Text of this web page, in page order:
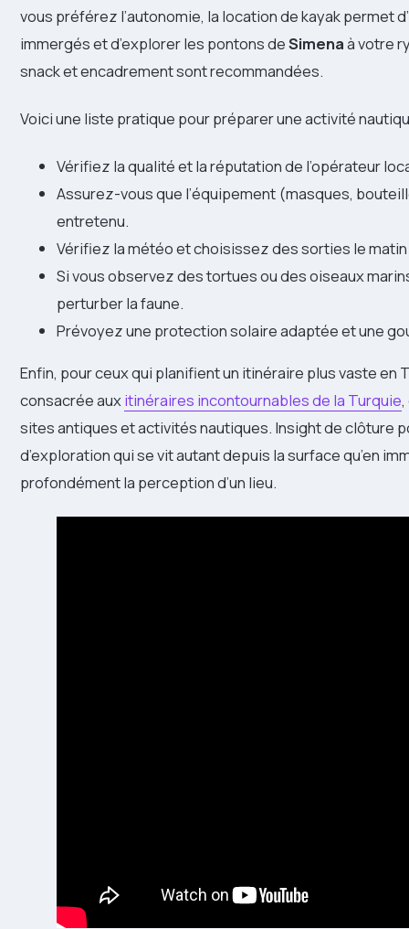
vous préférez l’autonomie, la location de kayak permet
immergés et d’explorer les pontons deSimenaà votre
snack et encadrement sont recommandées.
Voici une liste pratique pour préparer une activité
Vérifiez la qualité et la réputation de l’opérateur
Assurez-vous que l’équipement (masques,
entretenu.
Vérifiez la météo et choisissez des sorties le
Si vous observez des tortues ou des oiseaux
perturber la faune.
Prévoyez une protection solaire adaptée et une
Enfin, pour ceux qui planifient un itinéraire plus vaste en
consacrée auxitinéraires incontournables de la Turquie
sites antiques et activités nautiques. Insight de clôture
d’exploration qui se vit autant depuis la surface qu’en
profondément la perception d’un lieu.